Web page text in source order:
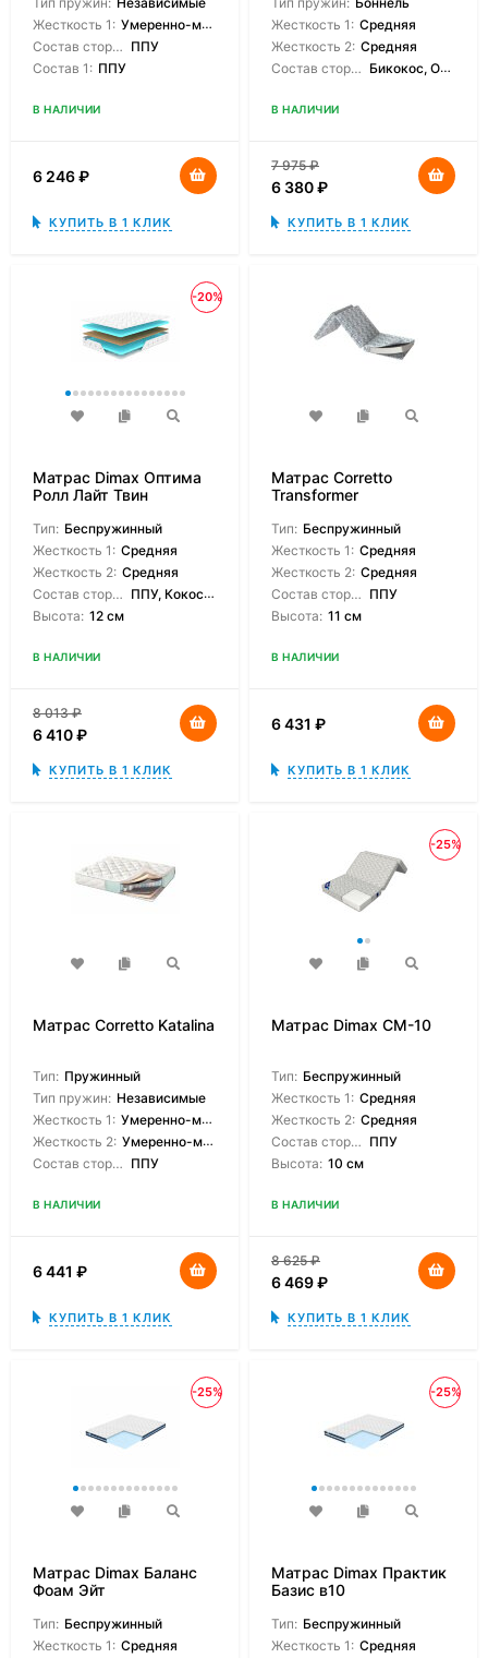
Жесткость 1: Умеренно-мягкая
Состав сторон: ППУ
Состав 1: ППУ
В НАЛИЧИИ
6 246₽
КУПИТЬ В 1 КЛИК
Жесткость 1: Средняя
Жесткость 2: Средняя
Состав сторон: Бикокос, Orto Foam
В НАЛИЧИИ
7 975₽
6 380₽
КУПИТЬ В 1 КЛИК
-20%
Матрас Dimax Оптима
Ролл Лайт Твин
Тип: Беспружинный
Жесткость 1: Средняя
Жесткость 2: Средняя
Состав сторон: ППУ, Кокосовая койра
Высота: 12 см
В НАЛИЧИИ
8 013₽
6 410₽
КУПИТЬ В 1 КЛИК
Матрас Corretto
Transformer
Тип: Беспружинный
Жесткость 1: Средняя
Жесткость 2: Средняя
Состав сторон: ППУ
Высота: 11 см
В НАЛИЧИИ
6 431 ₽
КУПИТЬ В 1 КЛИК
Матрас Corretto Katalina
Тип: Пружинный
Тип пружин: Независимые
Жесткость 1: Умеренно-мягкая
Жесткость 2: Умеренно-мягкая
Состав сторон: ППУ
В НАЛИЧИИ
6 441 ₽
КУПИТЬ В 1 КЛИК
-25%
Матрас Dimax СМ-10
Тип: Беспружинный
Жесткость 1: Средняя
Жесткость 2: Средняя
Состав сторон: ППУ
Высота: 10 см
В НАЛИЧИИ
8 625₽
6 469₽
КУПИТЬ В 1 КЛИК
-25%
Матрас Dimax Баланс
Фоам Эйт
Тип: Беспружинный
Жесткость 1: Средняя
-25%
Матрас Dimax Практик
Базис в10
Тип: Беспружинный
Жесткость 1: Средняя